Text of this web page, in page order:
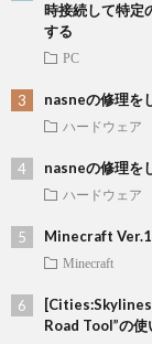
時接続して特定
する
PC
nasneの修理を
ハードウェア
nasneの修理を
ハードウェア
Minecraft
Minecraft
Road Tool”の